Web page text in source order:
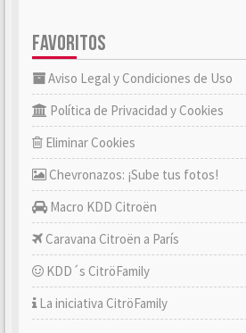
FAVORITOS
Aviso Legal y Condiciones de Uso
Política de Privacidad y Cookies
Eliminar Cookies
Chevronazos: ¡Sube tus fotos!
Macro KDD Citroën
Caravana Citroën a París
KDD´s CitröFamily
La iniciativa CitröFamily